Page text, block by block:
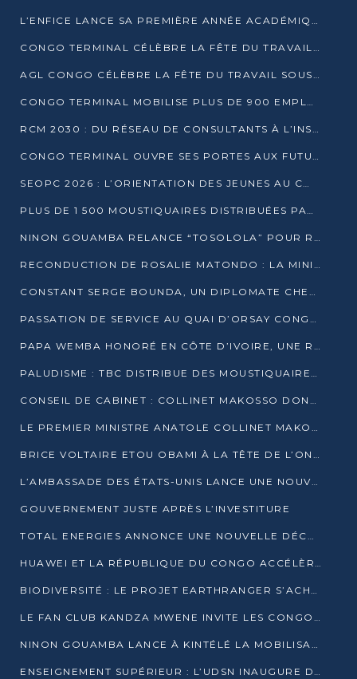
L’ENFICE LANCE SA PREMIÈRE ANNÉE ACADÉMIQUE AVEC 100 FUTURS ENSEIGNANTS
CONGO TERMINAL CÉLÈBRE LA FÊTE DU TRAVAIL AVEC SES COLLABORATEURS À POINTE-NOIRE
AGL CONGO CÉLÈBRE LA FÊTE DU TRAVAIL SOUS LE SIGNE DE LA COHÉSION
CONGO TERMINAL MOBILISE PLUS DE 900 EMPLOYÉS AUTOUR DE LA SÉCURITÉ AU TRAVAIL
RCM 2030 : DU RÉSEAU DE CONSULTANTS À L’INSTRUMENT DE PUISSANCE EN AFRIQUE FRANCOPHONE
CONGO TERMINAL OUVRE SES PORTES AUX FUTURS INGÉNIEURS AU FORUM DES MÉTIERS D’UCAC-ICAM
SEOPC 2026 : L’ORIENTATION DES JEUNES AU CŒUR DE LA DEUXIÈME ÉDITION
PLUS DE 1 500 MOUSTIQUAIRES DISTRIBUÉES PAR AGL ET CONGO TERMINAL DANS LA LUTTE CONTRE LE PALUDISME
NINON GOUAMBA RELANCE “TOSOLOLA” POUR RENFORCER LE DIALOGUE AVEC LES CITOYENS
RECONDUCTION DE ROSALIE MATONDO : LA MINISTRE PROMET D’ACCÉLÉRER LE TRAITEMENT DES DOSSIERS ET DE RELEVER DE NOUVEAUX DÉFIS
CONSTANT SERGE BOUNDA, UN DIPLOMATE CHEVRONNÉ AUX COMMANDES DES AFFAIRES ÉTRANGÈRES
PASSATION DE SERVICE AU QUAI D’ORSAY CONGOLAIS : GAKOSSO PASSE LE FLAMBEAU À BOUNDA
PAPA WEMBA HONORÉ EN CÔTE D’IVOIRE, UNE RUE PORTE DÉSORMAIS SON NOM
PALUDISME : TBC DISTRIBUE DES MOUSTIQUAIRES DANS DEUX CSI DE BRAZZAVILLE
CONSEIL DE CABINET : COLLINET MAKOSSO DONNE SES DERNIÈRES ORIENTATIONS
LE PREMIER MINISTRE ANATOLE COLLINET MAKOSSO DÉMISSIONNE AVEC SON GOUVERNEMENT
BRICE VOLTAIRE ETOU OBAMI À LA TÊTE DE L’ONEC-C POUR TROIS ANS
L’AMBASSADE DES ÉTATS-UNIS LANCE UNE NOUVELLE COHORTE DU PROGRAMME ACCESS MICRO-SCHOLARSHIP
GOUVERNEMENT JUSTE APRÈS L’INVESTITURE
TOTAL ENERGIES ANNONCE UNE NOUVELLE DÉCOUVERTE D’HYDROCARBURES SUR LE PERMIS MOHO AU LARGE DU CONGO
HUAWEI ET LA RÉPUBLIQUE DU CONGO ACCÉLÈRENT LEUR PARTENARIAT
BIODIVERSITÉ : LE PROJET EARTHRANGER S’ACHÈVE, MAIS LES DÉFIS DEMEURENT
LE FAN CLUB KANDZA MWENE INVITE LES CONGOLAIS À UNE FORTE AFFLUENCE AU STADE DE KINTÉLÉ
NINON GOUAMBA LANCE À KINTÉLÉ LA MOBILISATION POUR L’INVESTITURE DR DSN
ENSEIGNEMENT SUPÉRIEUR : L’UDSN INAUGURE DES LABORATOIRES POUR BOOSTER LA FORMATION PRATIQUE